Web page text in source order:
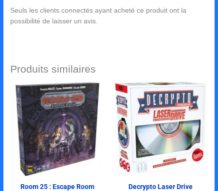
Seuls les clients connectés ayant acheté ce produit ont la
possibilité de laisser un avis.
Produits similaires
Room 25 : Escape Room Decrypto Laser Drive